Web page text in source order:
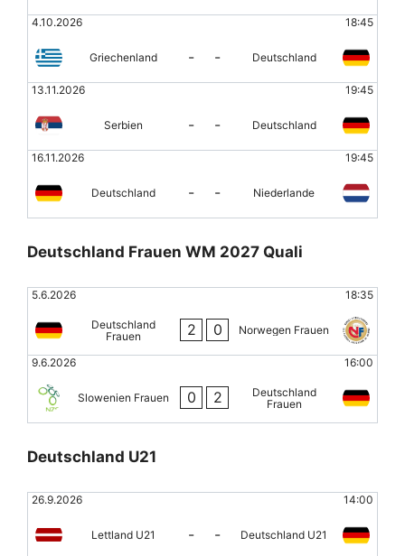
4.10.2026 18:45
Griechenland - - Deutschland
13.11.2026 19:45
Serbien - - Deutschland
16.11.2026 19:45
Deutschland - - Niederlande
Deutschland Frauen WM 2027 Quali
5.6.2026 18:35
Deutschland
Frauen
2 0 Norwegen Frauen
9.6.2026 16:00
Slowenien Frauen 0 2
Deutschland
Frauen
Deutschland U21
26.9.2026 14:00
Lettland U21 - - Deutschland U21